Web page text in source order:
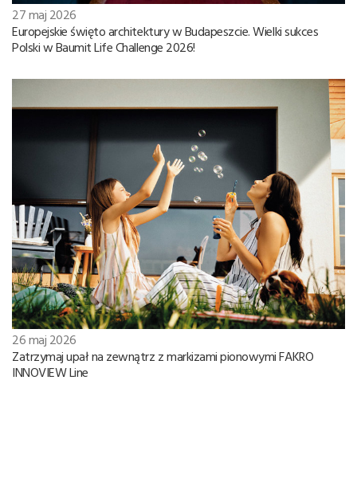
27 maj 2026
Europejskie święto architektury w Budapeszcie. Wielki sukces
Polski w Baumit Life Challenge 2026!
26 maj 2026
Zatrzymaj upał na zewnątrz z markizami pionowymi FAKRO
INNOVIEW Line